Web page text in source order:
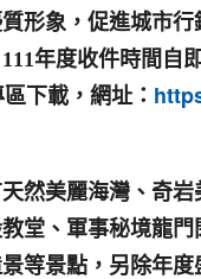
形象，促進城市
111年度收件時間自
下載，網址：
然美麗海灣、奇
堂、軍事秘境龍
等景點，另除年